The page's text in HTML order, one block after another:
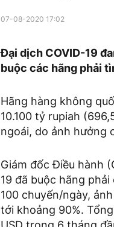
07-08-2020 17:02
Đại dịch COVID-19
buộc các hãng phải
Hãng hàng không
10.100 tỷ rupiah
ngoái, do ảnh hưởng
Giám đốc Điều hành
19 đã buộc hãng
100 chuyến/ngày,
tới khoảng 90%.